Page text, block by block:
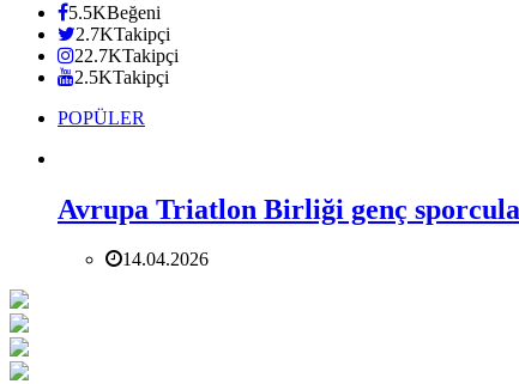
5.5KBeğeni
2.7KTakipçi
22.7KTakipçi
2.5KTakipçi
POPÜLER
Avrupa Triatlon Birliği genç
14.04.2026